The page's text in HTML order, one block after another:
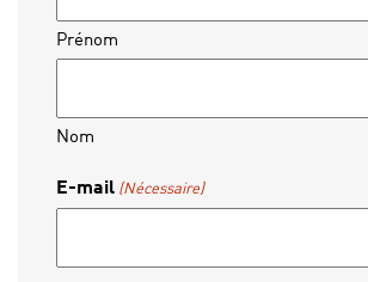
Prénom
Nom
E-mail (Nécessaire)